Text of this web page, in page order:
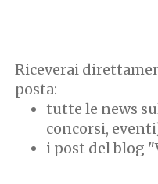
Riceverai
posta:
tutte le news
concorsi,
i post del blog